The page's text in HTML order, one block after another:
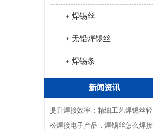
﹢焊锡丝
﹢无铅焊锡丝
﹢焊锡条
新闻资讯
提升焊接效率：精细工艺焊锡丝轻
松焊接电子产品，焊锡丝怎么焊接